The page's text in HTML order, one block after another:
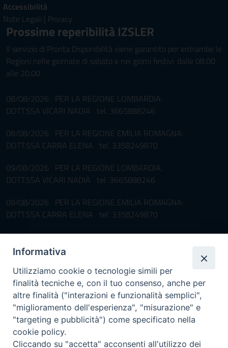
Accessibilità
Note Legali | Privacy
Prossime reperibilità IZSLER
Il servizio di Pronta Disponibilità viene garantito per entrambe le
Regioni nelle giornate di sabato e nei giorni festivi: dalle 08.00
alle 20.00
08/08/2026 PER LA REGIONE LOMBARDIA:
DOTT.SSA VICARI NADIA tel. 3665888246
08/08/2026 PER LA REGIONE EMILIA ROMAGNA:
DOTT.SSA CARRA ELENA tel. 3358249870
09/08/2026 PER LA REGIONE LOMBARDIA:
DOTT.SSA VICARI NADIA tel. 3665888246
09/08/2026 PER LA REGIONE EMILIA ROMAGNA:
DOTT.SSA CARRA ELENA tel. 3358249870
Il servizio di Pronta Disponibilità viene garantito per entrambe le
Regioni nelle giornate di sabato e nei giorni festivi: dalle 08.00
alle 20.00
Accompagnare il campione con la scheda di segnalazione caso
(Link alla Circolare)e la relativa modulistica
Per l'Emilia-Romagna :
Informativa
Utilizziamo cookie o tecnologie simili per
finalità tecniche e, con il tuo consenso, anche per
altre finalità ("interazioni e funzionalità semplici",
"miglioramento dell'esperienza", "misurazione" e
"targeting e pubblicità") come specificato nella
cookie policy.
Cliccando su "accetta" acconsenti all'utilizzo dei